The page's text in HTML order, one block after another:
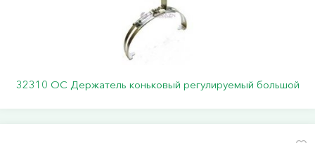
32310 ОС Держатель коньковый регулируемый большой